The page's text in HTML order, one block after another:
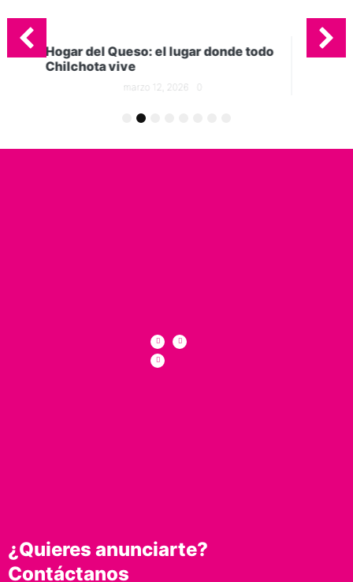
todo
5 tipos quesos que no pueden faltar
en tu cocina
marzo 5, 2026
5
¿Quieres anunciarte?
Contáctanos